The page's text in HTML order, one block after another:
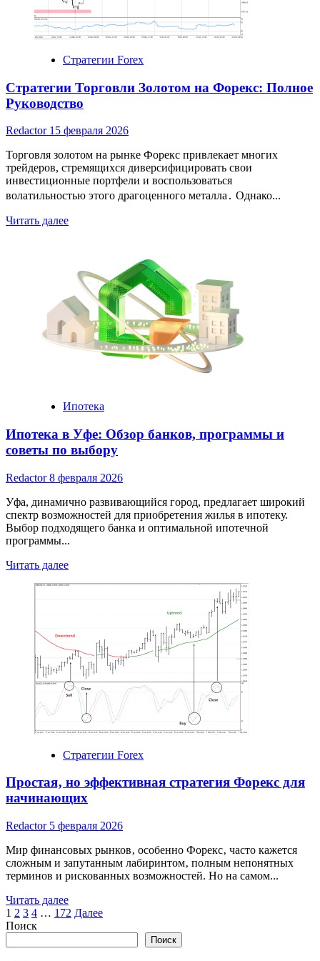
с
самыми
выгодными
депозитами
Стратегии Forex
Стратегии Торговли Золотом на Форекс: Полное
Руководство
Redactor 15 февраля 2026
Торговля золотом на рынке Форекс привлекает многих
трейдеров, стремящихся диверсифицировать свои
инвестиционные портфели и воспользоваться
волатильностью этого драгоценного металла․ Однако...
Читать далееRead
Торговли
Золотом
на
Форекс:
Полное
Руководство
Ипотека
Ипотека в Уфе: Обзор банков, программы и
советы по выбору
Redactor8 февраля 2026
Уфа, динамично развивающийся город, предлагает широкий
спектр возможностей для приобретения жилья в ипотеку.
Выбор подходящего банка и оптимальной ипотечной
программы...
Читать далееRead
about
Обзор
банков,
программы
и
советы
по
выбору
Стратегии Forex
Простая‚ но эффективная стратегия Форекс для
начинающих
Redactor 5 февраля 2026
Мир финансовых рынков‚ особенно Форекс‚ часто кажется
сложным и запутанным лабиринтом‚ полным непонятных
терминов и рискованных возможностей. Но на самом...
Читать далееRead
more
но
Пагинация
записей
1 2 3 4 … 172 Далее
Поиск
Поиск